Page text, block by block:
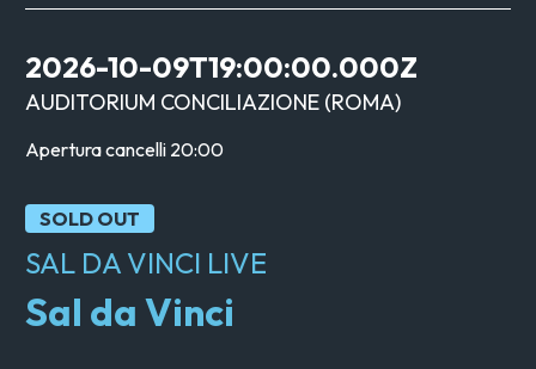
2026-10-09T19:00:00.000Z
AUDITORIUM CONCILIAZIONE (ROMA)
Apertura cancelli 20:00
SOLD OUT
SAL DA VINCI LIVE
Sal da Vinci